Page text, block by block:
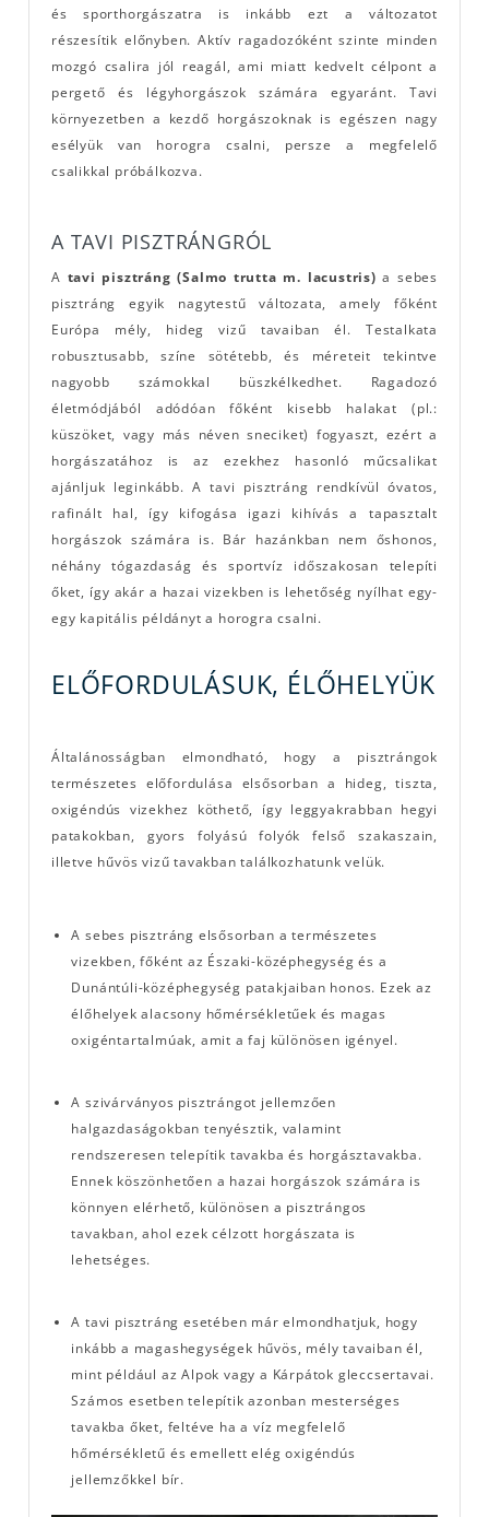
és sporthorgászatra is inkább ezt a változatot
részesítik előnyben. Aktív ragadozóként szinte minden
mozgó csalira jól reagál, ami miatt kedvelt célpont a
pergető és légyhorgászok számára egyaránt. Tavi
környezetben a kezdő horgászoknak is egészen nagy
esélyük van horogra csalni, persze a megfelelő
csalikkal próbálkozva.
A TAVI PISZTRÁNGRÓL
A tavi pisztráng (Salmo trutta m. lacustris) a sebes
pisztráng egyik nagytestű változata, amely főként
Európa mély, hideg vizű tavaiban él. Testalkata
robusztusabb, színe sötétebb, és méreteit tekintve
nagyobb számokkal büszkélkedhet. Ragadozó
életmódjából adódóan főként kisebb halakat (pl.:
küszöket, vagy más néven sneciket) fogyaszt, ezért a
horgászatához is az ezekhez hasonló műcsalikat
ajánljuk leginkább. A tavi pisztráng rendkívül óvatos,
rafinált hal, így kifogása igazi kihívás a tapasztalt
horgászok számára is. Bár hazánkban nem őshonos,
néhány tógazdaság és sportvíz időszakosan telepíti
őket, így akár a hazai vizekben is lehetőség nyílhat egy-
egy kapitális példányt a horogra csalni.
ELŐFORDULÁSUK, ÉLŐHELYÜK
Általánosságban elmondható, hogy a pisztrángok
természetes előfordulása elsősorban a hideg, tiszta,
oxigéndús vizekhez köthető, így leggyakrabban hegyi
patakokban, gyors folyású folyók felső szakaszain,
illetve hűvös vizű tavakban találkozhatunk velük.
A sebes pisztráng elsősorban a természetes
vizekben, főként az Északi-középhegység és a
Dunántúli-középhegység patakjaiban honos. Ezek az
élőhelyek alacsony hőmérsékletűek és magas
oxigéntartalmúak, amit a faj különösen igényel.
A szivárványos pisztrángot jellemzően
halgazdaságokban tenyésztik, valamint
rendszeresen telepítik tavakba és horgásztavakba.
Ennek köszönhetően a hazai horgászok számára is
könnyen elérhető, különösen a pisztrángos
tavakban, ahol ezek célzott horgászata is
lehetséges.
A tavi pisztráng esetében már elmondhatjuk, hogy
inkább a magashegységek hűvös, mély tavaiban él,
mint például az Alpok vagy a Kárpátok gleccsertavai.
Számos esetben telepítik azonban mesterséges
tavakba őket, feltéve ha a víz megfelelő
hőmérsékletű és emellett elég oxigéndús
jellemzőkkel bír.